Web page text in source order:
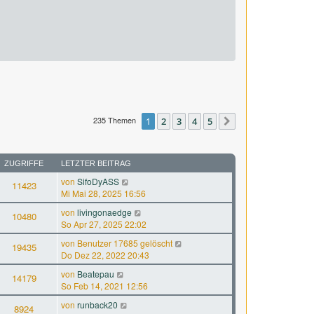
235 Themen 1 2 3 4 5
ZUGRIFFE LETZTER BEITRAG
11423 von SifoDyASS
Mi Mai 28, 2025 16:56
10480 von livingonaedge
So Apr 27, 2025 22:02
19435 von Benutzer 17685 gelöscht
Do Dez 22, 2022 20:43
14179 von Beatepau
So Feb 14, 2021 12:56
8924 von runback20